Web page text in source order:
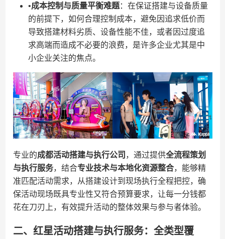
•​​成本控制与质量平衡难题​​：在保证搭建与设备质量
的前提下，如何合理控制成本，避免因追求低价而
导致搭建材料劣质、设备性能不佳，或者因过度追
求高端而造成不必要的浪费，是许多企业尤其是中
小企业关注的焦点。
专业的​​成都活动搭建与执行公司​ ​，通过提供​​全流程策划
与执行服务​​，结合​​专业技术与本地化资源整合​​，能够精
准匹配活动需求，从搭建设计到现场执行全程把控，确
保活动现场既具专业性又符合预算要求，让每一分钱都
花在刀刃上，有效提升活动的整体效果与参与者体验。
二、红星活动搭建与执行服务：全类型覆